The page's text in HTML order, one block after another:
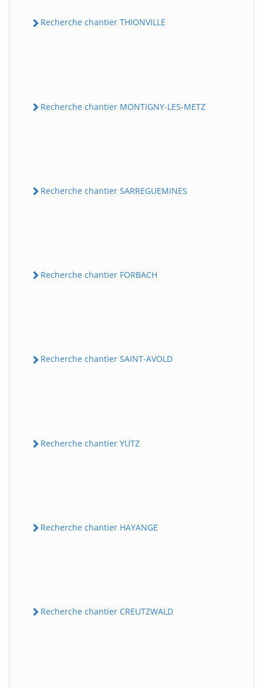
Recherche chantier THIONVILLE
Recherche chantier MONTIGNY-LES-METZ
Recherche chantier SARREGUEMINES
Recherche chantier FORBACH
Recherche chantier SAINT-AVOLD
Recherche chantier YUTZ
Recherche chantier HAYANGE
Recherche chantier CREUTZWALD